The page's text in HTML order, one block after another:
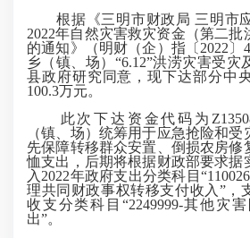
根据《三明市财政局 三明市
2022年自然灾害救灾资金（第二批
的通知》（明财（企）指〔2022〕
乡（镇、场）“6.12”洪涝灾害受灾
县政府研究同意，现下达部分中
100.3万元。
此次下达资金代码为
（镇、场）统筹用于应急抢险和
先保障转移群众安置、倒损农房修
恤支出，后期将根据财政部要求据
入2022年政府支出分类科目
理共同财政事权转移支付收入”，
收支分类科目“2249999-其他灾
出”。